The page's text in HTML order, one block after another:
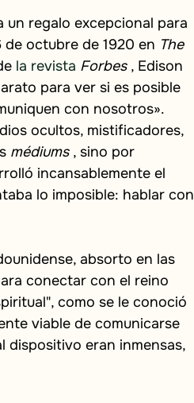
un regalo excepcional para
octubre de 1920 en The
la revista Forbes , Edison
para ver si es posible
con nosotros».
ocultos, mistificadores,
médiums , sino por
incansablemente el
lo imposible: hablar con
absorto en las
conectar con el reino
como se le conoció
viable de comunicarse
dispositivo eran inmensas,